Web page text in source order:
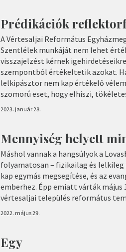
Prédikációk
A Vértesaljai Református
Szentlélek munkáját nem lehet
visszajelzést kérnek
szempontból értékeltetik azokat.
lelkipásztor nem kap értékelő
szomorú eset, hogy elhiszi,
2023. január 28.
Mennyiség helyett
Máshol vannak a hangsúlyok a
folyamatosan – fizikailag és
kap egymás megsegítése, és az
emberhez. Épp emiatt várták
vértesaljai település református
2022. május 29.
Egy